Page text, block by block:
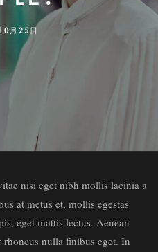
月25日
nisi eget nibh mollis lacinia a
at metus et, mollis egestas
eget mattis lectus. Aenean
nulla finibus eget. In